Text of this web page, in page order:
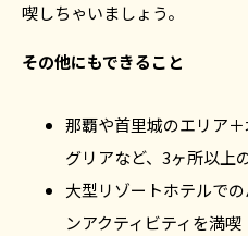
喫しちゃいましょう。
その他にもできること
那覇や首里城のエリア
グリアなど、3ヶ所以上
大型リゾートホテルで
ンアクティビティを満喫